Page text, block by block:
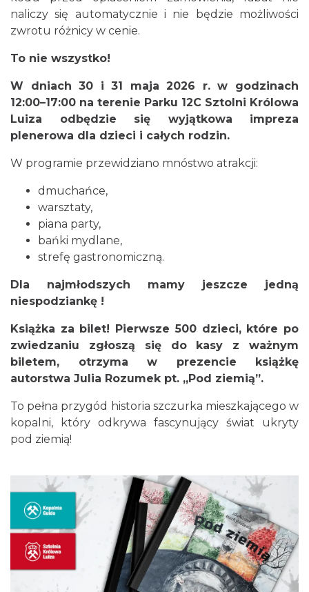
Fajer Festiwal 2026
Chorzów
9.08.2026
Katowice
16.45 km
Kult – Pomarańczowa Trasa 2026
Katowice
2026-11-14
16.48 km
Myslovitz - Sentymentalny powrót do lat
2000
Katowice
2026-11-15
16.48 km
naliczy się automatycznie i nie będzie możliwości
zwrotu różnicy w cenie.
To nie wszystko!
W dniach 30 i 31 maja 2026 r. w godzinach
12:00–17:00 na terenie Parku 12C Sztolni Królowa
Luiza odbędzie się wyjątkowa impreza
plenerowa dla dzieci i całych rodzin.
W programie przewidziano mnóstwo atrakcji:
dmuchańce,
warsztaty,
piana party,
bańki mydlane,
strefę gastronomiczną.
Dla najmłodszych mamy jeszcze jedną
niespodziankę !
Książka za bilet! Pierwsze 500 dzieci, które po
zwiedzaniu zgłoszą się do kasy z ważnym
biletem, otrzyma w prezencie książkę
autorstwa Julia Rozumek pt. „Pod ziemią”.
To pełna przygód historia szczurka mieszkającego w
kopalni, który odkrywa fascynujący świat ukryty
pod ziemią!